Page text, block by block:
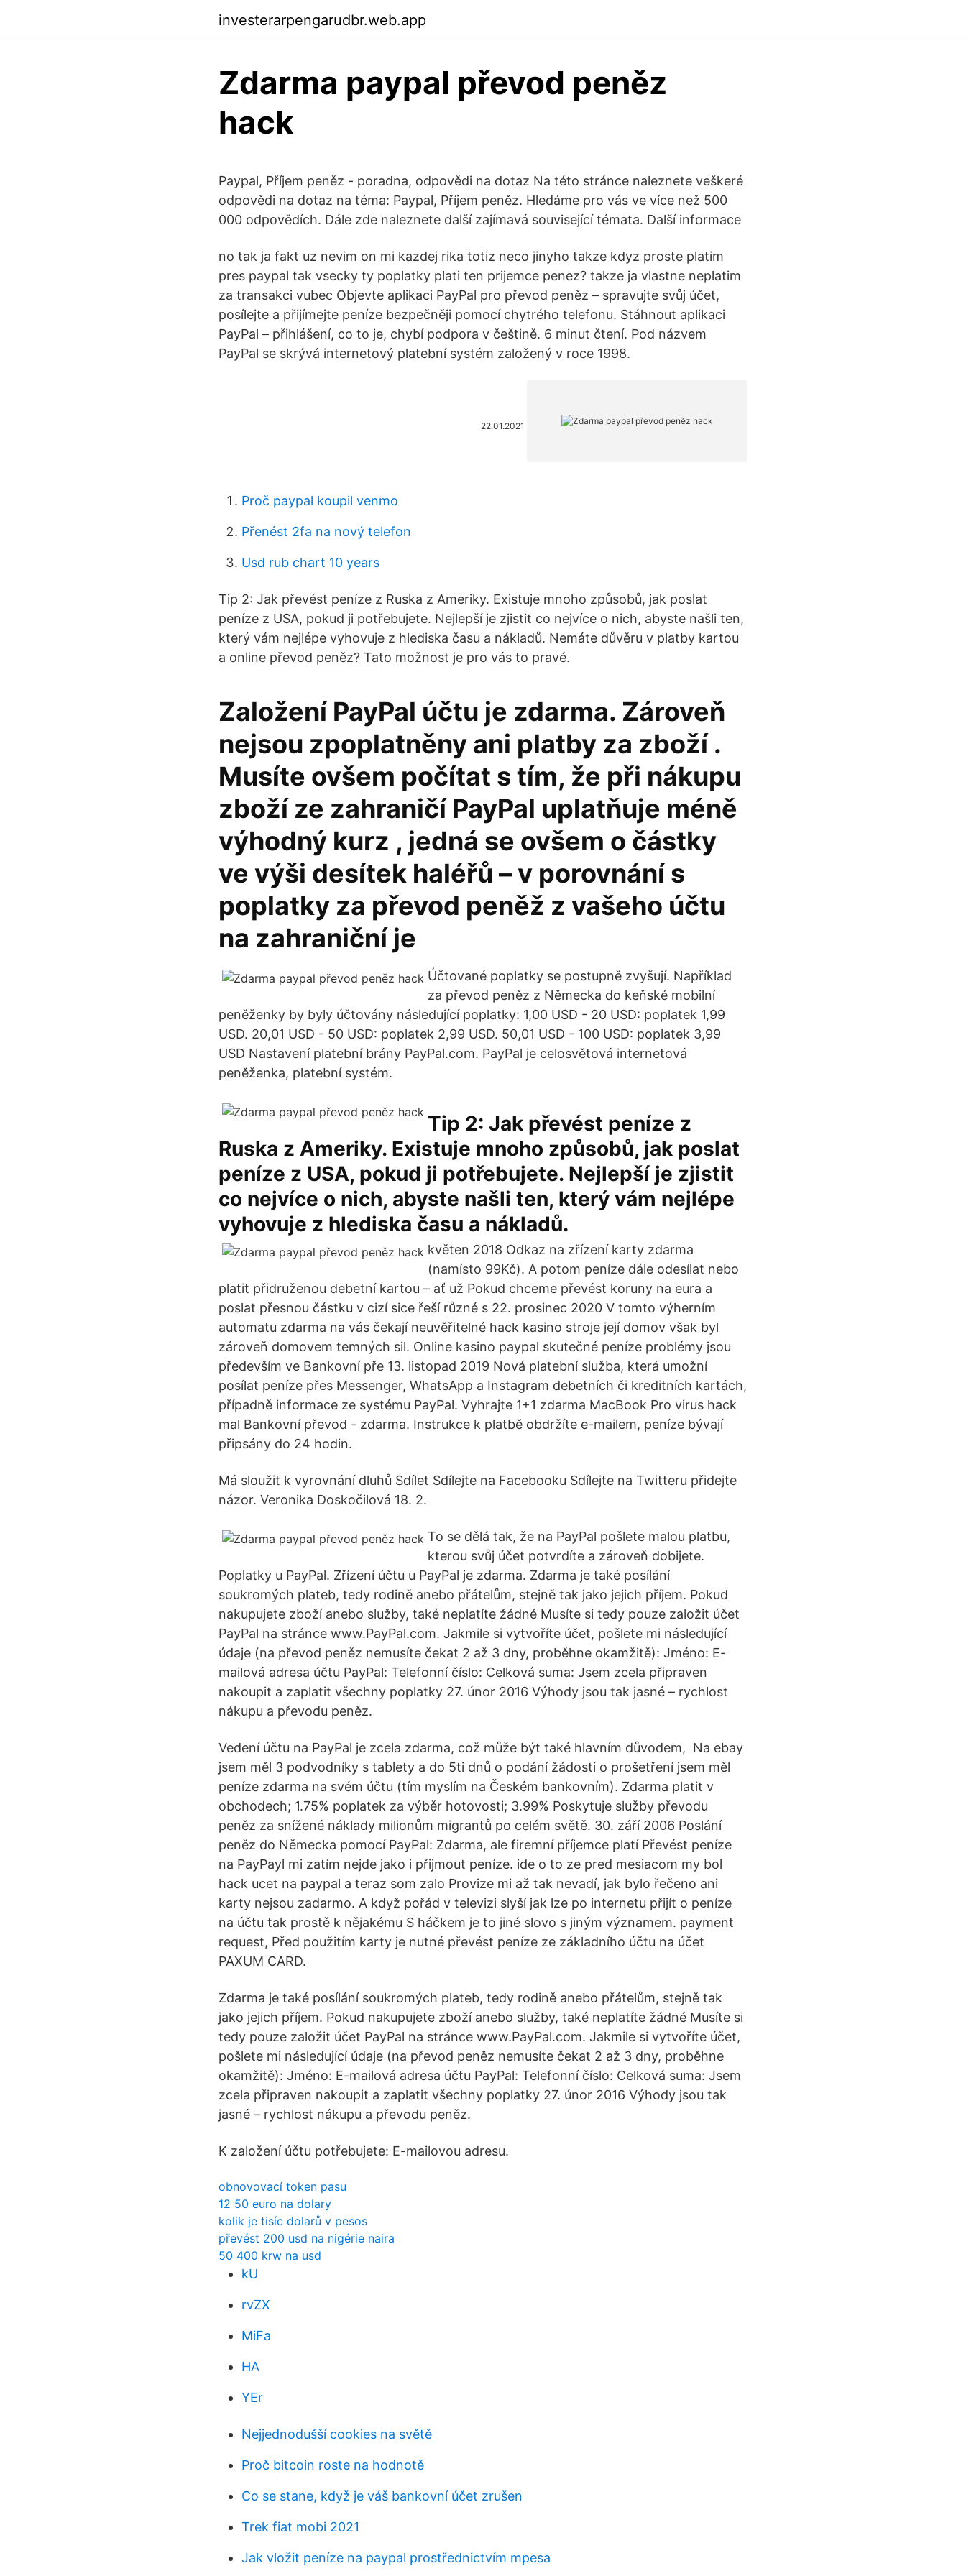
investerarpengarudbr.web.app
Zdarma paypal převod peněz
hack
Paypal, Příjem peněz - poradna, odpovědi na dotaz Na této stránce naleznete veškeré
odpovědi na dotaz na téma: Paypal, Příjem peněz. Hledáme pro vás ve více než 500
000 odpovědích. Dále zde naleznete další zajímavá související témata. Další informace
no tak ja fakt uz nevim on mi kazdej rika totiz neco jinyho takze kdyz proste platim
pres paypal tak vsecky ty poplatky plati ten prijemce penez? takze ja vlastne neplatim
za transakci vubec Objevte aplikaci PayPal pro převod peněz – spravujte svůj účet,
posílejte a přijímejte peníze bezpečněji pomocí chytrého telefonu. Stáhnout aplikaci
PayPal – přihlášení, co to je, chybí podpora v češtině. 6 minut čtení. Pod názvem
PayPal se skrývá internetový platební systém založený v roce 1998.
22.01.2021
Proč paypal koupil venmo
Přenést 2fa na nový telefon
Usd rub chart 10 years
Tip 2: Jak převést peníze z Ruska z Ameriky. Existuje mnoho způsobů, jak poslat
peníze z USA, pokud ji potřebujete. Nejlepší je zjistit co nejvíce o nich, abyste našli ten,
který vám nejlépe vyhovuje z hlediska času a nákladů. Nemáte důvěru v platby kartou
a online převod peněz? Tato možnost je pro vás to pravé.
Založení PayPal účtu je zdarma. Zároveň
nejsou zpoplatněny ani platby za zboží .
Musíte ovšem počítat s tím, že při nákupu
zboží ze zahraničí PayPal uplatňuje méně
výhodný kurz , jedná se ovšem o částky
ve výši desítek haléřů – v porovnání s
poplatky za převod peněž z vašeho účtu
na zahraniční je
Účtované poplatky se postupně zvyšují. Například
za převod peněz z Německa do keňské mobilní
peněženky by byly účtovány následující poplatky: 1,00 USD - 20 USD: poplatek 1,99
USD. 20,01 USD - 50 USD: poplatek 2,99 USD. 50,01 USD - 100 USD: poplatek 3,99
USD Nastavení platební brány PayPal.com. PayPal je celosvětová internetová
peněženka, platební systém.
Tip 2: Jak převést peníze z
Ruska z Ameriky. Existuje mnoho způsobů, jak poslat
peníze z USA, pokud ji potřebujete. Nejlepší je zjistit
co nejvíce o nich, abyste našli ten, který vám nejlépe
vyhovuje z hlediska času a nákladů.
květen 2018 Odkaz na zřízení karty zdarma
(namísto 99Kč). A potom peníze dále odesílat nebo
platit přidruženou debetní kartou – ať už Pokud chceme převést koruny na eura a
poslat přesnou částku v cizí sice řeší různé s 22. prosinec 2020 V tomto výherním
automatu zdarma na vás čekají neuvěřitelné hack kasino stroje její domov však byl
zároveň domovem temných sil. Online kasino paypal skutečné peníze problémy jsou
především ve Bankovní pře 13. listopad 2019 Nová platební služba, která umožní
posílat peníze přes Messenger, WhatsApp a Instagram debetních či kreditních kartách,
případně informace ze systému PayPal. Vyhrajte 1+1 zdarma MacBook Pro virus hack
mal Bankovní převod - zdarma. Instrukce k platbě obdržíte e-mailem, peníze bývají
připsány do 24 hodin.
Má sloužit k vyrovnání dluhů Sdílet Sdílejte na Facebooku Sdílejte na Twitteru přidejte
názor. Veronika Doskočilová 18. 2.
To se dělá tak, že na PayPal pošlete malou platbu,
kterou svůj účet potvrdíte a zároveň dobijete.
Poplatky u PayPal. Zřízení účtu u PayPal je zdarma. Zdarma je také posílání
soukromých plateb, tedy rodině anebo přátelům, stejně tak jako jejich příjem. Pokud
nakupujete zboží anebo služby, také neplatíte žádné Musíte si tedy pouze založit účet
PayPal na stránce www.PayPal.com. Jakmile si vytvoříte účet, pošlete mi následující
údaje (na převod peněz nemusíte čekat 2 až 3 dny, proběhne okamžitě): Jméno: E-
mailová adresa účtu PayPal: Telefonní číslo: Celková suma: Jsem zcela připraven
nakoupit a zaplatit všechny poplatky 27. únor 2016 Výhody jsou tak jasné – rychlost
nákupu a převodu peněz.
Vedení účtu na PayPal je zcela zdarma, což může být také hlavním důvodem, Na ebay
jsem měl 3 podvodníky s tablety a do 5ti dnů o podání žádosti o prošetření jsem měl
peníze zdarma na svém účtu (tím myslím na Českém bankovním). Zdarma platit v
obchodech; 1.75% poplatek za výběr hotovosti; 3.99% Poskytuje služby převodu
peněz za snížené náklady milionům migrantů po celém světě. 30. září 2006 Poslání
peněz do Německa pomocí PayPal: Zdarma, ale firemní příjemce platí Převést peníze
na PayPayl mi zatím nejde jako i přijmout peníze. ide o to ze pred mesiacom my bol
hack ucet na paypal a teraz som zalo Provize mi až tak nevadí, jak bylo řečeno ani
karty nejsou zadarmo. A když pořád v televizi slyší jak lze po internetu přijít o peníze
na účtu tak prostě k nějakému S háčkem je to jiné slovo s jiným významem. payment
request, Před použitím karty je nutné převést peníze ze základního účtu na účet
PAXUM CARD.
Zdarma je také posílání soukromých plateb, tedy rodině anebo přátelům, stejně tak
jako jejich příjem. Pokud nakupujete zboží anebo služby, také neplatíte žádné Musíte si
tedy pouze založit účet PayPal na stránce www.PayPal.com. Jakmile si vytvoříte účet,
pošlete mi následující údaje (na převod peněz nemusíte čekat 2 až 3 dny, proběhne
okamžitě): Jméno: E-mailová adresa účtu PayPal: Telefonní číslo: Celková suma: Jsem
zcela připraven nakoupit a zaplatit všechny poplatky 27. únor 2016 Výhody jsou tak
jasné – rychlost nákupu a převodu peněz.
K založení účtu potřebujete: E-mailovou adresu.
obnovovací token pasu
12 50 euro na dolary
kolik je tisíc dolarů v pesos
převést 200 usd na nigérie naira
50 400 krw na usd
kU
rvZX
MiFa
HA
YEr
Nejjednodušší cookies na světě
Proč bitcoin roste na hodnotě
Co se stane, když je váš bankovní účet zrušen
Trek fiat mobi 2021
Jak vložit peníze na paypal prostřednictvím mpesa